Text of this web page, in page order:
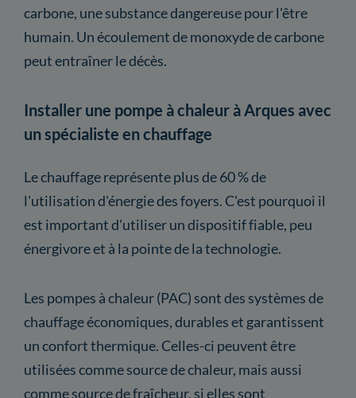
carbone, une substance dangereuse pour l'être
humain. Un écoulement de monoxyde de carbone
peut entraîner le décès.
Installer une pompe à chaleur à Arques avec
un spécialiste en chauffage
Le chauffage représente plus de 60 % de
l'utilisation d'énergie des foyers. C'est pourquoi il
est important d'utiliser un dispositif fiable, peu
énergivore et à la pointe de la technologie.
Les pompes à chaleur (PAC) sont des systèmes de
chauffage économiques, durables et garantissent
un confort thermique. Celles-ci peuvent être
utilisées comme source de chaleur, mais aussi
comme source de fraîcheur, si elles sont